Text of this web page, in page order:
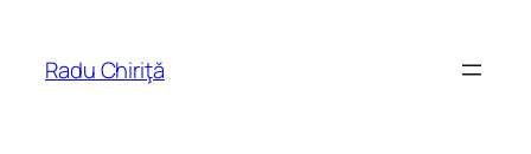
content
Radu Chiriţă